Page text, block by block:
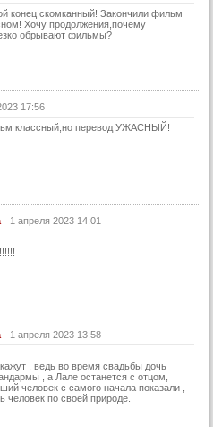
конец скомканный! Закончили фильм
Хочу продолжения,почему
обрывают фильмы?
17:56
классный,но перевод УЖАСНЫЙ!
1 апреля 2023 14:01
1 апреля 2023 13:58
, ведь во время свадьбы дочь
, а Лале останется с отцом,
человек с самого начала показали ,
человек по своей природе.